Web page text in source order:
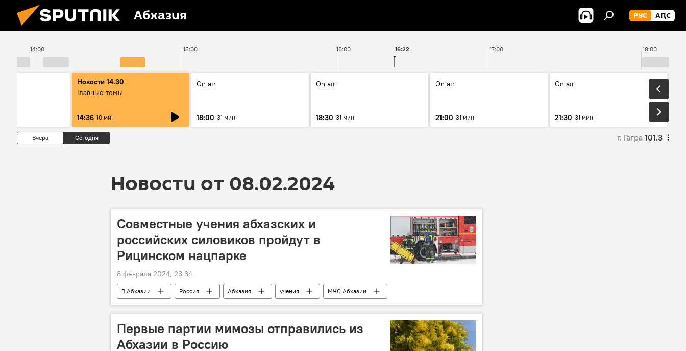
Абхазия РУС АԤС
14:00 15:00 16:00 17:00 18:00
16:22
Новости 14.30
Главные темы
14:36 10 мин
On air
18:00 31 мин
On air
18:30 31 мин
On air
21:00 31 мин
On air
21:30 31 мин
Вчера Сегодня г. Гагра 101.3
Новости от 08.02.2024
Совместные учения абхазских и
российских силовиков пройдут в
Рицинском нацпарке
8 февраля 2024, 23:34
В Абхазии Россия Абхазия учения МЧС Абхазии
Первые партии мимозы отправились из
Абхазии в Россию